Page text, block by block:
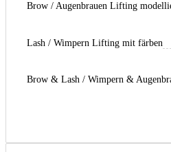
Brow / Augenbrauen Lifting
Lash / Wimpern Lifting mit färben
Brow & Lash / Wimpern &